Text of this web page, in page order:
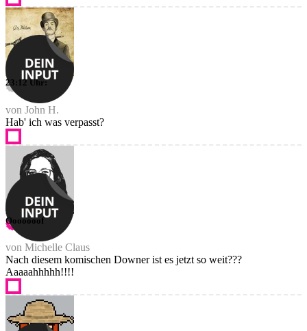
23:12 Uhr:
von John H.
Hab' ich was verpasst?
Ooooooof
von Michelle Claus
Nach diesem komischen Downer ist es jetzt so weit???
Aaaaahhhhh!!!!